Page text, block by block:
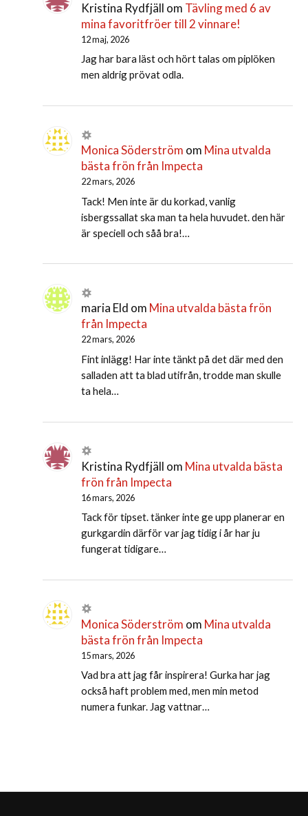
Kristina Rydfjäll om Tävling med 6 av
mina favoritfröer till 2 vinnare!
12 maj, 2026
Jag har bara läst och hört talas om piplöken
men aldrig prövat odla.
Monica Söderström om Mina utvalda
bästa frön från Impecta
22 mars, 2026
Tack! Men inte är du korkad, vanlig
isbergssallat ska man ta hela huvudet. den här
är speciell och såå bra!…
maria Eld om Mina utvalda bästa frön
från Impecta
22 mars, 2026
Fint inlägg! Har inte tänkt på det där med den
salladen att ta blad utifrån, trodde man skulle
ta hela…
Kristina Rydfjäll om Mina utvalda bästa
frön från Impecta
16 mars, 2026
Tack för tipset. tänker inte ge upp planerar en
gurkgardin därför var jag tidig i år har ju
fungerat tidigare…
Monica Söderström om Mina utvalda
bästa frön från Impecta
15 mars, 2026
Vad bra att jag får inspirera! Gurka har jag
också haft problem med, men min metod
numera funkar. Jag vattnar…